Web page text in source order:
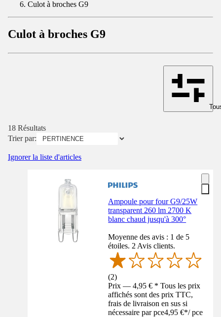
Culot à broches G9
Culot à broches G9
18 Résultats
Trier par:
Ignorer la liste d'articles
Ampoule pour four G9/25W
transparent 260 lm 2700 K
blanc chaud jusqu'à 300°
Moyenne des avis : 1 de 5
étoiles. 2 Avis clients.
(2)
Prix — 4,95 € * Tous les prix
affichés sont des prix TTC,
frais de livraison en sus si
nécessaire par pce4,95 €*/ pce